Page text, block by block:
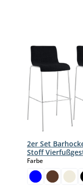
nicht verfügbar.)
2er Set
Stoff
Farbeauswählen